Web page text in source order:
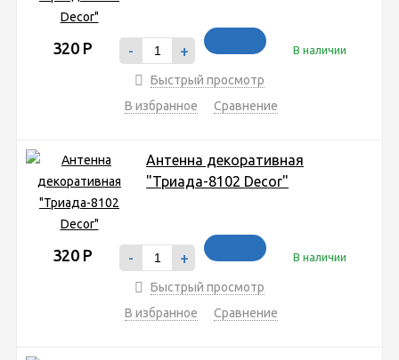
320 Р - + В наличии
Быстрый просмотр
В избранное
Сравнение
Антенна декоративная
"Триада-8102 Decor"
320 Р - + В наличии
Быстрый просмотр
В избранное
Сравнение